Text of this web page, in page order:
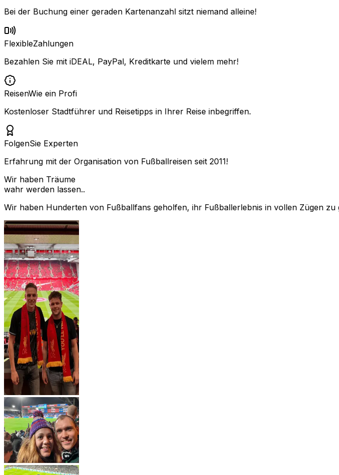
Bei der Buchung einer geraden Kartenanzahl sitzt niemand alleine!
FlexibleZahlungen
Bezahlen Sie mit iDEAL, PayPal, Kreditkarte und vielem mehr!
ReisenWie ein Profi
Kostenloser Stadtführer und Reisetipps in Ihrer Reise inbegriffen.
FolgenSie Experten
Erfahrung mit der Organisation von Fußballreisen seit 2011!
Wir haben Träume
wahr werden lassen..
Wir haben Hunderten von Fußballfans geholfen, ihr Fußballerlebnis in vollen Zügen